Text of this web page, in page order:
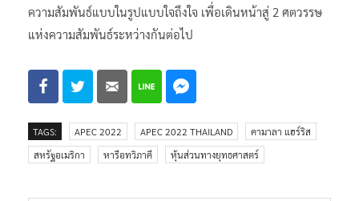
ความสัมพันธ์แบบในรูปแบบใจถึงใจ เพื่อเดินหน้าสู่ 2 ศตวรรษ
แห่งความสัมพันธ์ระหว่างกันต่อไป
TAGS: APEC 2022 APEC 2022 THAILAND
คามาลา แฮร์ริส
สหรัฐอเมริกา
หารือทวิภาคี หุ้นส่วนทางยุทธศาสตร์